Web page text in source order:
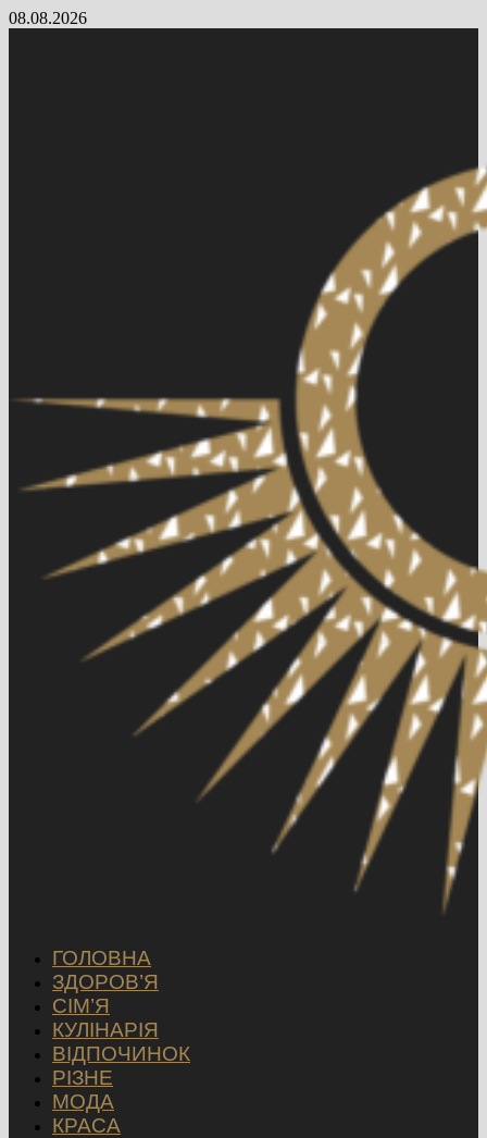
Skip
08.08.2026
ГОЛОВНА
ЗДОРОВ’Я
СІМ’Я
КУЛІНАРІЯ
ВІДПОЧИНОК
РІЗНЕ
МОДА
КРАСА